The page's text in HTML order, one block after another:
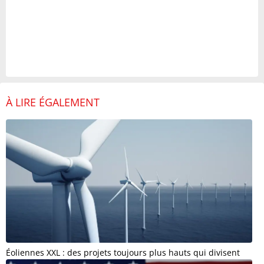
À LIRE ÉGALEMENT
Éoliennes XXL : des projets toujours plus hauts qui divisent